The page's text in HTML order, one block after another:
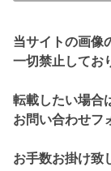
当サイトの画像
一切禁止してお
転載したい場合
お問い合わせフ
お手数お掛け致